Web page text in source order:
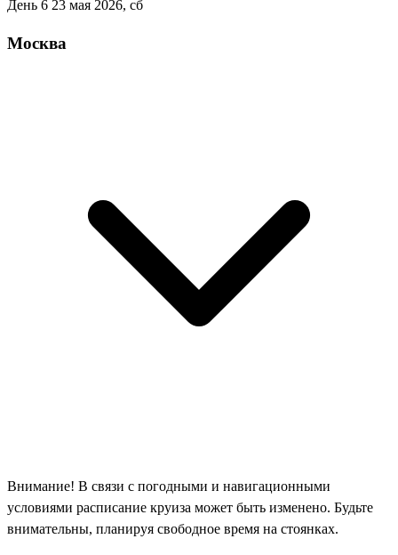
День 6 23 мая 2026, сб
Москва
Внимание! В связи с погодными и навигационными
условиями расписание круиза может быть изменено. Будьте
внимательны, планируя свободное время на стоянках.